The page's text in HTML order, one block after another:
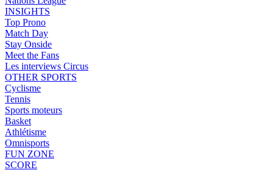
INSIGHTS
Top Prono
Match Day
Stay Onside
Meet the Fans
Les interviews Circus
OTHER SPORTS
Cyclisme
Tennis
Sports moteurs
Basket
Athlétisme
Omnisports
FUN ZONE
SCORE